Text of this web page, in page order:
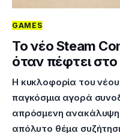
GAMES
Το νέο Steam
όταν πέφτει
Η κυκλοφορία του
παγκόσμια αγορά
απρόσμενη ανακάλυψη
απόλυτο θέμα